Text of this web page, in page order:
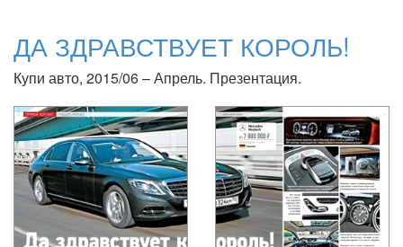
ДА ЗДРАВСТВУЕТ КОРОЛЬ!
Купи авто, 2015/06 – Апрель. Презентация.